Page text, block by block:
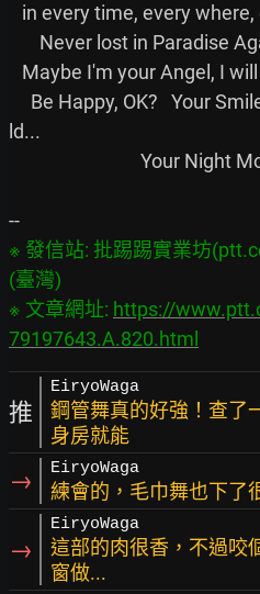
ld...
※ 發信站: 批踢踢實業坊
(臺灣)
※ 文章網址: https://
79197643.A.820.html
推
EiryoWaga
鋼管舞真的好強！查了
身房就能
→ EiryoWaga
練會的，毛巾舞也下了
→
EiryoWaga
這部的肉很香，不過咬
窗做...